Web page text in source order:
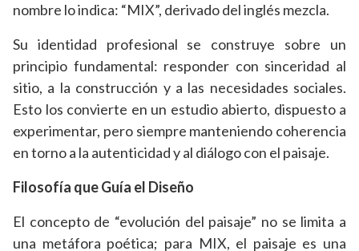
nombre lo indica: “MIX”, derivado del inglés mezcla.
Su identidad profesional se construye sobre un
principio fundamental: responder con sinceridad al
sitio, a la construcción y a las necesidades sociales.
Esto los convierte en un estudio abierto, dispuesto a
experimentar, pero siempre manteniendo coherencia
en torno a la autenticidad y al diálogo con el paisaje.
Filosofía que Guía el Diseño
El concepto de “evolución del paisaje” no se limita a
una metáfora poética; para MIX, el paisaje es una